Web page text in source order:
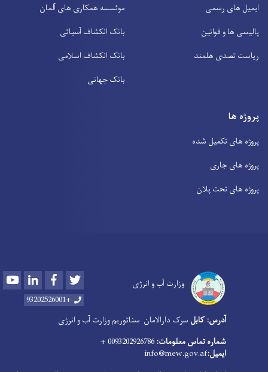
ایمیل های رسمی
پالیسی ها و قوانین
ریاست تصدی هلمند
موئسسه همکاری های آلمان
بانک انکشاف آسیائی
بانک انکشاف اسلامی
بانک جهانی
پروژه ها
پروژه های تکمیل شده
پروژه های جاری
پروژه های تحت پلان
وزارت آب و انرژی YoutubeLinkedInFacebook
+93202526001
آدرس: کابل سرک دارالامان سناتوریم وزارت آب و انرژی
شماره تماس معلومات:
ایمیل:info@mew.gov.af